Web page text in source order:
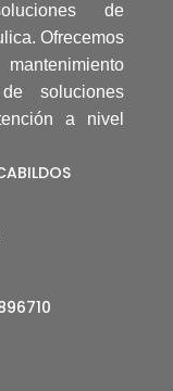
de
Ofrecemos
soluciones
a nivel